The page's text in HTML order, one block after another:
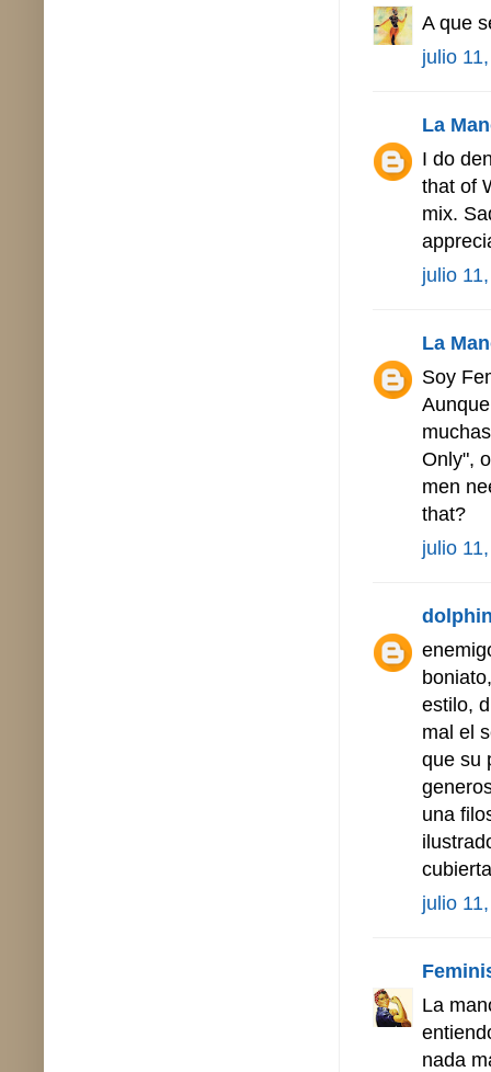
A que
julio
La
I do
that of
mix.
julio
La
Soy
Only",
men
that?
julio
estilo,
mal el
que su
una
julio
La
nada